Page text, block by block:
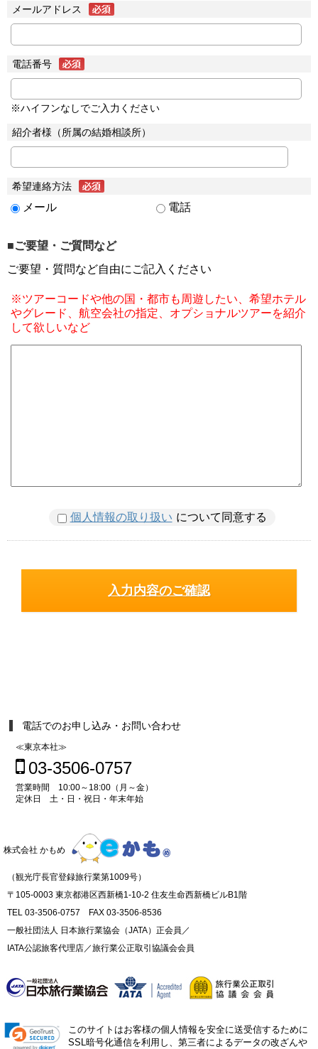
メールアドレス
電話番号
※ハイフンなしでご入力ください
紹介者様（所属の結婚相談所）
希望連絡方法
メール 電話
■ご要望・ご質問など
ご要望・質問など自由にご記入ください
※ツアーコードや他の国・都市も周遊したい、希望ホテル
やグレード、航空会社の指定、オプショナルツアーを紹介
して欲しいなど
個人情報の取り扱い について同意する
電話でのお申し込み・お問い合わせ
≪東京本社≫
03-3506-0757
営業時間 10:00～18:00（月～金）
定休日 土・日・祝日・年末年始
株式会社 かもめ
（観光庁長官登録旅行業第1009号）
〒105-0003 東京都港区西新橋1-10-2 住友生命西新橋ビルB1階
TEL 03-3506-0757 FAX 03-3506-8536
一般社団法人 日本旅行業協会（JATA）正会員／
IATA公認旅客代理店／旅行業公正取引協議会会員
このサイトはお客様の個人情報を安全に送受信するために
SSL暗号化通信を利用し、第三者によるデータの改ざんや